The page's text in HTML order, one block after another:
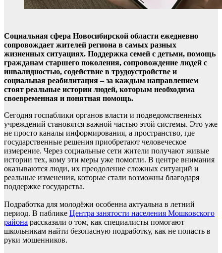
Социальная сфера Новосибирской области ежедневно
сопровождает жителей региона в самых разных
жизненных ситуациях. Поддержка семей с детьми, помощь
гражданам старшего поколения, сопровождение людей с
инвалидностью, содействие в трудоустройстве и
социальная реабилитация – за каждым направлением
стоят реальные истории людей, которым необходима
своевременная и понятная помощь.
Сегодня госпаблики органов власти и подведомственных
учреждений становятся важной частью этой системы. Это уже
не просто каналы информирования, а пространство, где
государственные решения приобретают человеческое
измерение. Через социальные сети жители получают живые
истории тех, кому эти меры уже помогли. В центре внимания
оказываются люди, их преодоление сложных ситуаций и
реальные изменения, которые стали возможны благодаря
поддержке государства.
Подработка для молодёжи особенна актуальна в летний
период. В паблике Центра занятости населения Мошковского
района рассказали о том, как специалисты помогают
школьникам найти безопасную подработку, как не попасть в
руки мошенников.